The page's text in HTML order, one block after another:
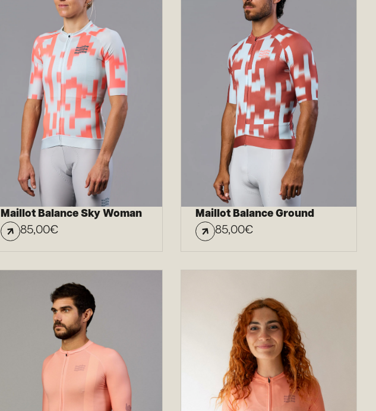
Maillot Balance Sky Woman
85,00€
Maillot Balance Ground
85,00€